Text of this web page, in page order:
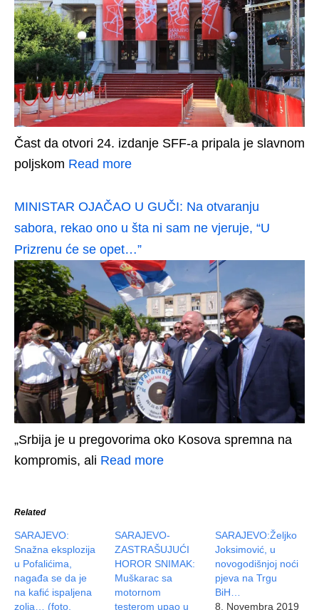
Čast da otvori 24. izdanje SFF-a pripala je slavnom
poljskom Read more
MINISTAR OJAČAO U GUČI: Na otvaranju
sabora, rekao ono u šta ni sam ne vjeruje, “U
Prizrenu će se opet…”
„Srbija je u pregovorima oko Kosova spremna na
kompromis, ali Read more
Related
SARAJEVO:
Snažna eksplozija
u Pofalićima,
nagađa se da je
na kafić ispaljena
zolja… (foto,
SARAJEVO-
ZASTRAŠUJUĆI
HOROR SNIMAK:
Muškarac sa
motornom
testerom upao u
SARAJEVO:Željko
Joksimović, u
novogodišnjoj noći
pjeva na Trgu
BiH…
8. Novembra 2019